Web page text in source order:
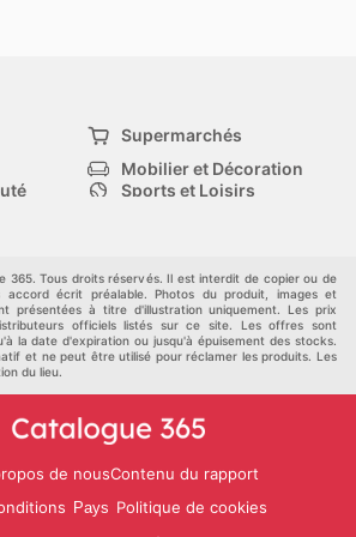
Supermarchés
Mobilier et Décoration
Sports et Loisirs
et
365. Tous droits réservés. Il est interdit de copier ou de
accord écrit préalable. Photos du produit, images et
présentées à titre d'illustration uniquement. Les prix
officiels listés sur ce site. Les offres sont
la date d'expiration ou jusqu'à épuisement des stocks.
et ne peut être utilisé pour réclamer les produits. Les
du lieu.
de nousContenu du rapport
Pays Politique de cookies